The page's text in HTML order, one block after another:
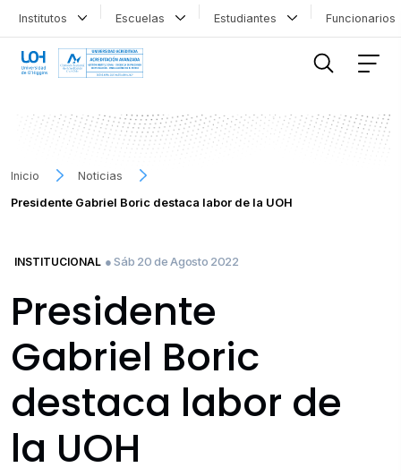
Institutos Escuelas Estudiantes
Inicio
Noticias
Presidente Gabriel Boric destaca labor de la UOH
INSTITUCIONAL ● Sáb 20 de Agosto 2022
Presidente
Gabriel Boric
destaca labor de
la UOH